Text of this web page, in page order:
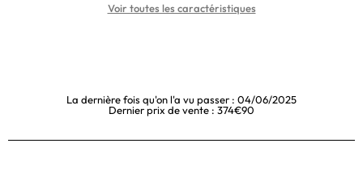
Voir toutes les caractéristiques
La dernière fois qu'on l'a vu passer : 04/06/2025
Dernier prix de vente : 374€90